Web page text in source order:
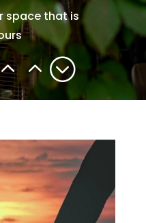
space that is